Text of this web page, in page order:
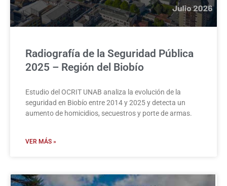
Radiografía de la Seguridad Pública
2025 – Región del Biobío
Estudio del OCRIT UNAB analiza la evolución de la
seguridad en Biobío entre 2014 y 2025 y detecta un
aumento de homicidios, secuestros y porte de armas.
VER MÁS »